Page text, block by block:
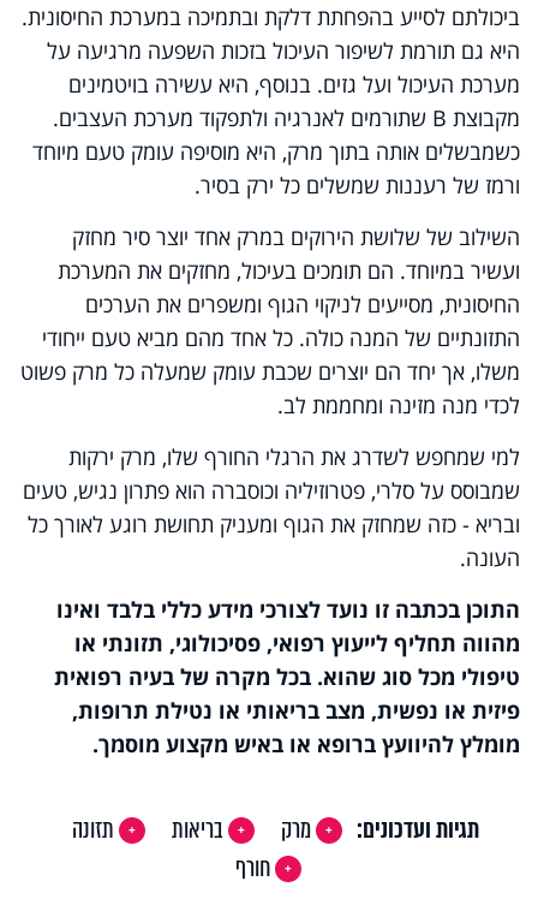
ביכולתם לסייע בהפחתת דלקת ובתמיכה במערכת החיסונית.
היא גם תורמת לשיפור העיכול בזכות השפעה מרגיעה על
מערכת העיכול ועל גזים. בנוסף, היא עשירה בויטמינים
מקבוצת B שתורמים לאנרגיה ולתפקוד מערכת העצבים.
כשמבשלים אותה בתוך מרק, היא מוסיפה עומק טעם מיוחד
ורמז של רעננות שמשלים כל ירק בסיר.
השילוב של שלושת הירוקים במרק אחד יוצר סיר מחזק
ועשיר במיוחד. הם תומכים בעיכול, מחזקים את המערכת
החיסונית, מסייעים לניקוי הגוף ומשפרים את הערכים
התזונתיים של המנה כולה. כל אחד מהם מביא טעם ייחודי
משלו, אך יחד הם יוצרים שכבת עומק שמעלה כל מרק פשוט
לכדי מנה מזינה ומחממת לב.
למי שמחפש לשדרג את הרגלי החורף שלו, מרק ירקות
שמבוסס על סלרי, פטרוזיליה וכוסברה הוא פתרון נגיש, טעים
ובריא - כזה שמחזק את הגוף ומעניק תחושת רוגע לאורך כל
העונה.
התוכן בכתבה זו נועד לצורכי מידע כללי בלבד ואינו
מהווה תחליף לייעוץ רפואי, פסיכולוגי, תזונתי או
טיפולי מכל סוג שהוא. בכל מקרה של בעיה רפואית
פיזית או נפשית, מצב בריאותי או נטילת תרופות,
מומלץ להיוועץ ברופא או באיש מקצוע מוסמך.
תגיות ועדכונים: מרק בריאות
תזונה
חורף